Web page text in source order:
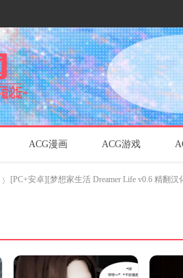
ACG漫画 ACG游戏
[PC+安卓][梦想家生活 Dreamer Life v0.6 精翻汉